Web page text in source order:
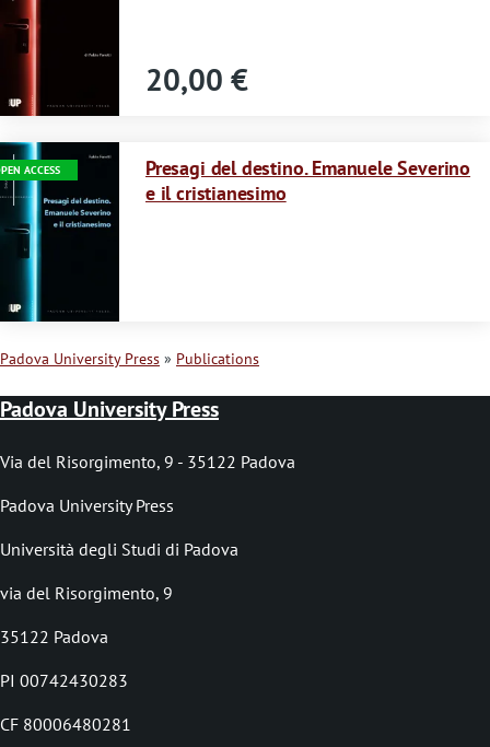
20,00 €
ACCESS
Immagine
Presagi del destino. Emanuele Severino
e il cristianesimo
B
r
e
a
d
c
u
m
b
Padova University Press Publications
Padova University Press
Via del Risorgimento, 9 - 35122 Padova
Padova University Press
Università degli Studi di Padova
via del Risorgimento, 9
35122 Padova
PI 00742430283
CF 80006480281